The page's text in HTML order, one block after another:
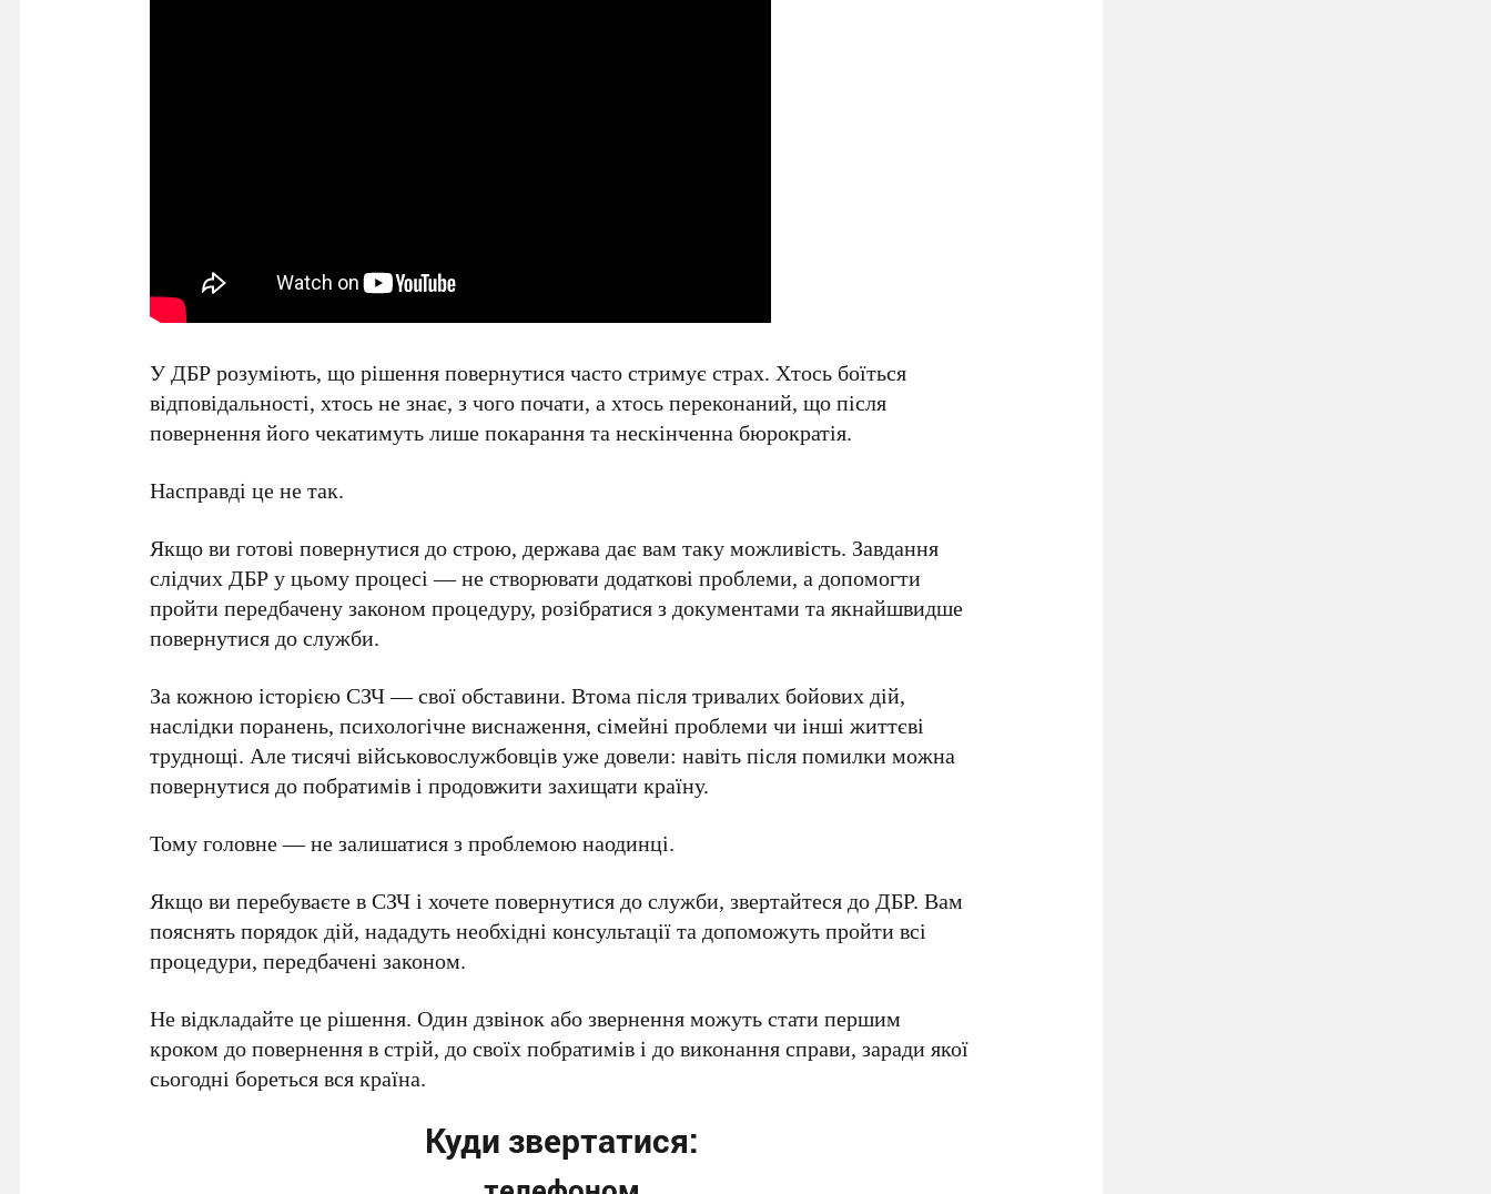
У ДБР розуміють, що рішення повернутися часто стримує страх. Хтось боїться
відповідальності, хтось не знає, з чого почати, а хтось переконаний, що після
повернення його чекатимуть лише покарання та нескінченна бюрократія.
Насправді це не так.
Якщо ви готові повернутися до строю, держава дає вам таку можливість. Завдання
слідчих ДБР у цьому процесі — не створювати додаткові проблеми, а допомогти
пройти передбачену законом процедуру, розібратися з документами та якнайшвидше
повернутися до служби.
За кожною історією СЗЧ — свої обставини. Втома після тривалих бойових дій,
наслідки поранень, психологічне виснаження, сімейні проблеми чи інші життєві
труднощі. Але тисячі військовослужбовців уже довели: навіть після помилки можна
повернутися до побратимів і продовжити захищати країну.
Тому головне — не залишатися з проблемою наодинці.
Якщо ви перебуваєте в СЗЧ і хочете повернутися до служби, звертайтеся до ДБР. Вам
пояснять порядок дій, нададуть необхідні консультації та допоможуть пройти всі
процедури, передбачені законом.
Не відкладайте це рішення. Один дзвінок або звернення можуть стати першим
кроком до повернення в стрій, до своїх побратимів і до виконання справи, заради якої
сьогодні бореться вся країна.
Куди звертатися: